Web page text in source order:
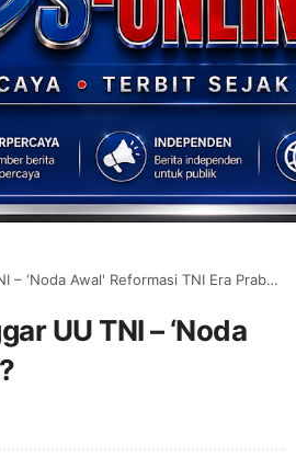
Awal' Reformasi TNI Era Prabowo-Gibran?
UU TNI – ‘Noda